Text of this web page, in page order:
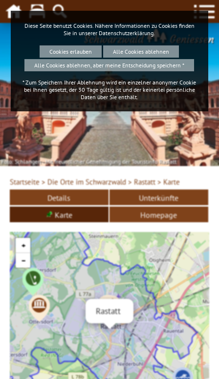
Schwarzwald Geniessen
Foto: Schlangen - Mit freundlicher Genehmigung der Touristinfo Rastatt
Startseite > Die Orte im Schwarzwald > Rastatt > Karte
Details
Unterkünfte
Karte
Homepage
Rastatt
+
−
Diese Seite benutzt Cookies. Nähere Informationen zu Cookies finden
Sie in unserer Datenschutzerklärung.
Cookies erlauben
Alle Cookies ablehnen
Alle Cookies ablehnen, aber meine Entscheidung speichern *
* Zum Speichern Ihrer Ablehnung wird ein einzelner anonymer Cookie
bei Ihnen gesetzt, der 30 Tage gültig ist und der keinerlei persönliche
Daten über Sie enthält.